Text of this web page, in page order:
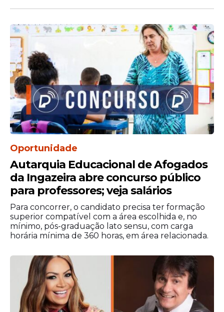
“As equipes seguem mobilizadas em vários
bairros com serviços de limpeza de canais,
galerias e canaletas. O objetivo é reduzir os
impactos provocados pelaschuvase
preservar a rotina da população durante o
inverno”, destacou.
Franco Fernandes, de 48 anos, ressaltou os
benefícios das intervenções realizadas no
Canal Muribequinha.
“Em períodos de chuva, o acesso aqui ficava
Oportunidade
Autarquia Educacional de Afogados
da Ingazeira abre concurso público
para professores; veja salários
Para concorrer, o candidato precisa ter formação
superior compatível com a área escolhida e, no
mínimo, pós-graduação lato sensu, com carga
horária mínima de 360 horas, em área relacionada.